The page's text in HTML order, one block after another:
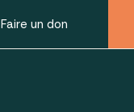
Faire un don